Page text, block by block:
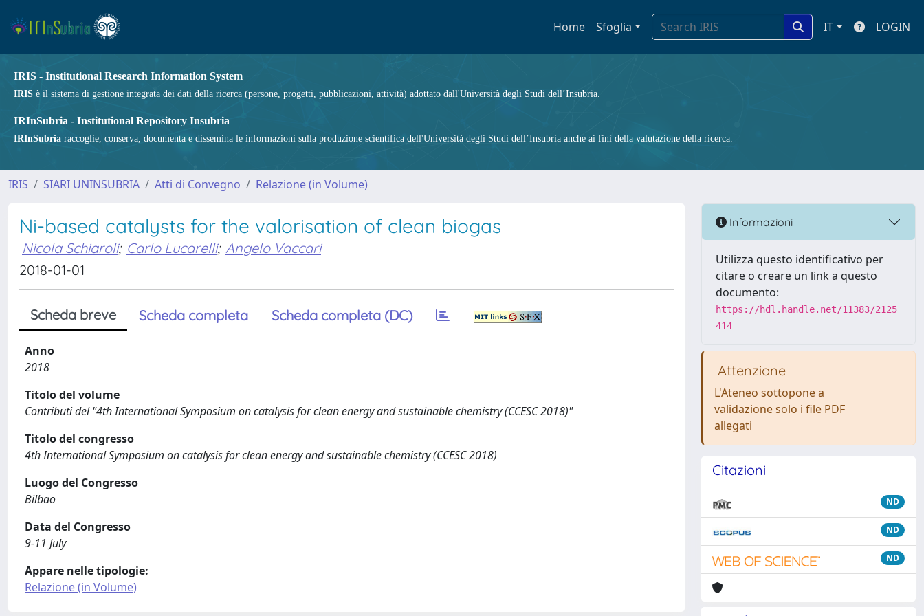
Home Sfoglia IT LOGIN
IRIS - Institutional Research Information System
IRIS è il sistema di gestione integrata dei dati della ricerca (persone, progetti, pubblicazioni, attività) adottato dall'Università degli Studi dell’Insubria.
IRInSubria - Institutional Repository Insubria
IRInSubria raccoglie, conserva, documenta e dissemina le informazioni sulla produzione scientifica dell'Università degli Studi dell’Insubria anche ai fini della valutazione della ricerca.
IRIS SIARI UNINSUBRIA Atti di Convegno Relazione (in Volume)
Ni-based catalysts for the valorisation of clean biogas
Nicola Schiaroli; Carlo Lucarelli; Angelo Vaccari
2018-01-01
Scheda breve Scheda completa Scheda completa (DC)
Anno
2018
Titolo del volume
Contributi del "4th International Symposium on catalysis for clean energy and sustainable chemistry (CCESC 2018)"
Titolo del congresso
4th International Symposium on catalysis for clean energy and sustainable chemistry (CCESC 2018)
Luogo del Congresso
Bilbao
Data del Congresso
9-11 July
Appare nelle tipologie:
Relazione (in Volume)
Informazioni
Utilizza questo identificativo per
citare o creare un link a questo
documento:
https://hdl.handle.net/11383/2125
414
Attenzione
L'Ateneo sottopone a
validazione solo i file PDF
allegati
Citazioni
ND
ND
ND